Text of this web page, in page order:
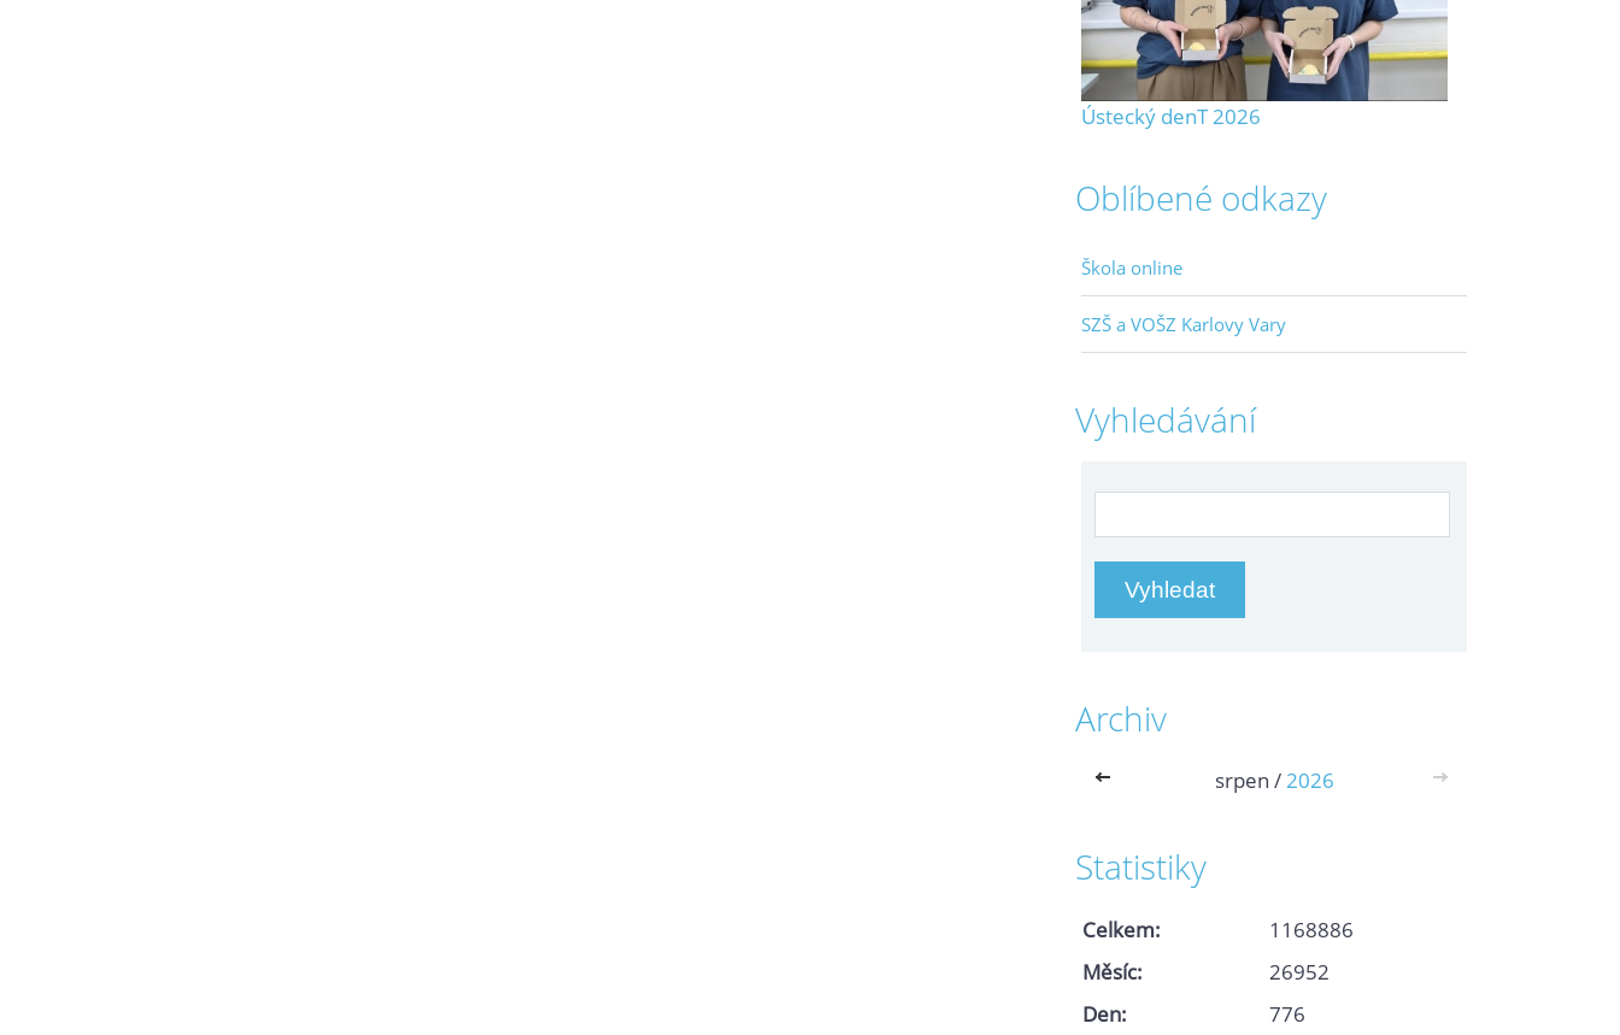
Ústecký denT 2026
Oblíbené odkazy
Škola online
SZŠ a VOŠZ Karlovy Vary
Vyhledávání
Archiv
<< srpen /2026 >>
Statistiky
Celkem:
1168886
Měsíc:
26952
Den:
776